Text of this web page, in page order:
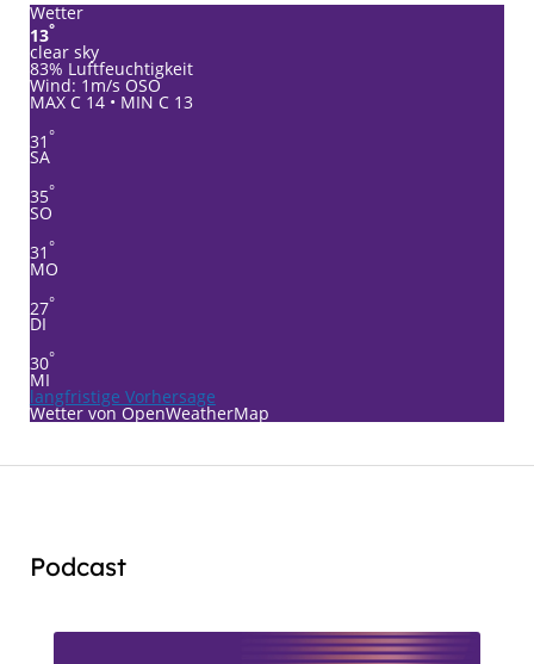
Wetter
13°
clear sky
83% Luftfeuchtigkeit
Wind: 1m/s OSO
MAX C 14 • MIN C 13
31 °
SA
35°
SO
31 °
MO
27°
DI
30°
MI
langfristige Vorhersage
Wetter von OpenWeatherMap
Podcast
Player